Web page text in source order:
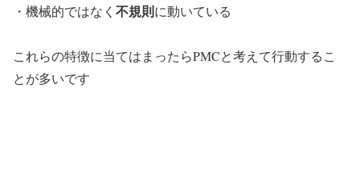
・機械的ではなく 不規則に動いている
これらの特徴に当てはまったらPMCと考えて行動するこ
とが多いです